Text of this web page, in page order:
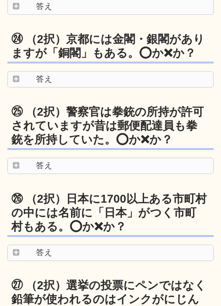
答え
㉔ （2択）京都には金閣・銀閣があり
ますが「銅閣」もある。⭕️か❌か？
答え
㉕ （2択）警察官は拳銃の所持が許可
されていますが昔は郵便配達員も拳
銃を所持していた。⭕️か❌か？
答え
㉖ （2択）日本に1700以上ある市町村
の中には名前に「日本」がつく市町
村もある。⭕️か❌か？
答え
㉗ （2択）選挙の投票にペンではなく
鉛筆が使われるのはインクがにじん